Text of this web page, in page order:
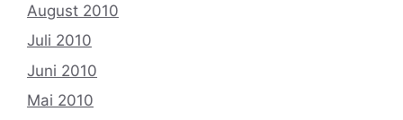
August 2010
Juli 2010
Juni 2010
Mai 2010